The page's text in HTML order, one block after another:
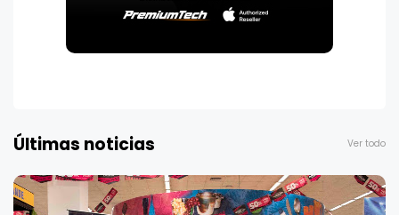
Últimas noticias Ver todo